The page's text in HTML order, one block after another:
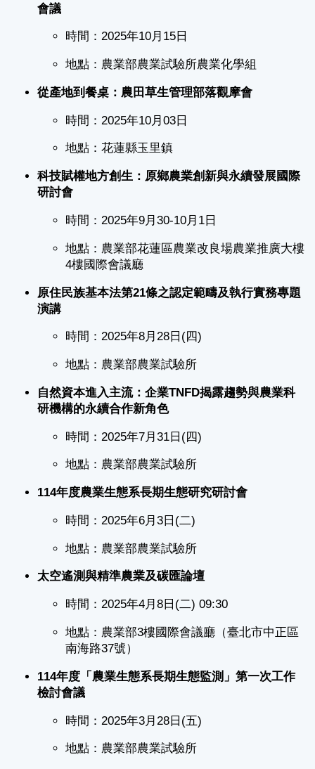
會議
時間：2025年10月15日
地點：農業部農業試驗所農業化學組
從產地到餐桌：農田草生管理部落觀摩會
時間：2025年10月03日
地點：花蓮縣玉里鎮
科技賦權地方創生：原鄉農業創新與永續發展國際
研討會
時間：2025年9月30-10月1日
地點：農業部花蓮區農業改良場農業推廣大樓
4樓國際會議廳
原住民族基本法第21條之認定範疇及執行實務專題
演講
時間：2025年8月28日(四)
地點：農業部農業試驗所
自然資本進入主流：企業TNFD揭露趨勢與農業科
研機構的永續合作新角色
時間：2025年7月31日(四)
地點：農業部農業試驗所
114年度農業生態系長期生態研究研討會
時間：2025年6月3日(二)
地點：農業部農業試驗所
太空遙測與精準農業及碳匯論壇
時間：2025年4月8日(二) 09:30
地點：農業部3樓國際會議廳（臺北市中正區
南海路37號）
114年度「農業生態系長期生態監測」第一次工作
檢討會議
時間：2025年3月28日(五)
地點：農業部農業試驗所